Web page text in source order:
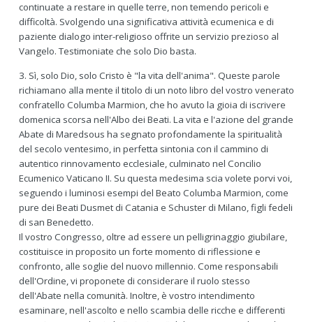
continuate a restare in quelle terre, non temendo pericoli e
difficoltà. Svolgendo una significativa attività ecumenica e di
paziente dialogo inter-religioso offrite un servizio prezioso al
Vangelo. Testimoniate che solo Dio basta.
3. Sì, solo Dio, solo Cristo è "la vita dell'anima". Queste parole
richiamano alla mente il titolo di un noto libro del vostro venerato
confratello Columba Marmion, che ho avuto la gioia di iscrivere
domenica scorsa nell'Albo dei Beati. La vita e l'azione del grande
Abate di Maredsous ha segnato profondamente la spiritualità
del secolo ventesimo, in perfetta sintonia con il cammino di
autentico rinnovamento ecclesiale, culminato nel Concilio
Ecumenico Vaticano II. Su questa medesima scia volete porvi voi,
seguendo i luminosi esempi del Beato Columba Marmion, come
pure dei Beati Dusmet di Catania e Schuster di Milano, figli fedeli
di san Benedetto.
Il vostro Congresso, oltre ad essere un pelligrinaggio giubilare,
costituisce in proposito un forte momento di riflessione e
confronto, alle soglie del nuovo millennio. Come responsabili
dell'Ordine, vi proponete di considerare il ruolo stesso
dell'Abate nella comunità. Inoltre, è vostro intendimento
esaminare, nell'ascolto e nello scambia delle ricche e differenti